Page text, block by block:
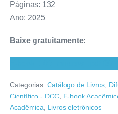
Páginas: 132
Ano: 2025
Baixe gratuitamente:
Categorias: Catálogo de Livros,
Científico - DCC, E-book
Acadêmica, Livros eletrônicos